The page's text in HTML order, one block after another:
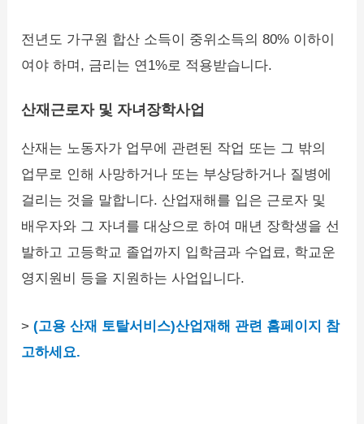
전년도 가구원 합산 소득이 중위소득의 80% 이하이
여야 하며, 금리는 연1%로 적용받습니다.
산재근로자 및 자녀장학사업
산재는 노동자가 업무에 관련된 작업 또는 그 밖의
업무로 인해 사망하거나 또는 부상당하거나 질병에
걸리는 것을 말합니다. 산업재해를 입은 근로자 및
배우자와 그 자녀를 대상으로 하여 매년 장학생을 선
발하고 고등학교 졸업까지 입학금과 수업료, 학교운
영지원비 등을 지원하는 사업입니다.
> (고용 산재 토탈서비스)산업재해 관련 홈페이지 참
고하세요.